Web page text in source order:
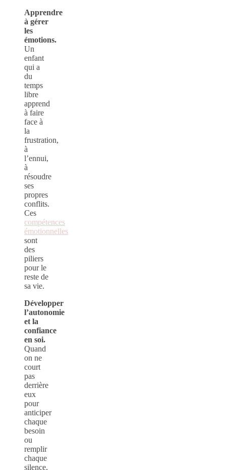
Apprendre
à gérer
les
émotions.
Un
enfant
qui a
du
temps
libre
apprend
à faire
face à
la
frustration,
à
l’ennui,
à
résoudre
ses
propres
conflits.
Ces
compétences
émotionnelles
sont
des
piliers
pour le
reste de
sa vie.
Développer
l’autonomie
et la
confiance
en soi.
Quand
on ne
court
pas
derrière
eux
pour
anticiper
chaque
besoin
ou
remplir
chaque
silence,